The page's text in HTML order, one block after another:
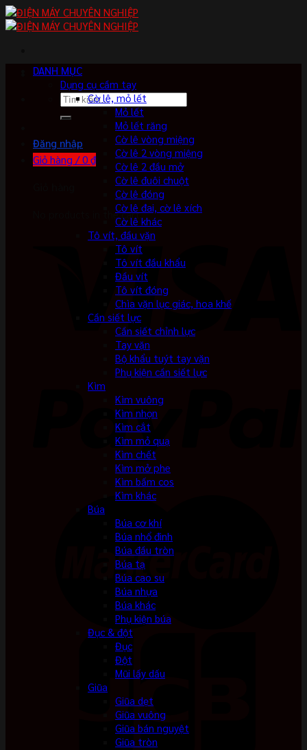
Skip
to
Tìm
kiếm:
Đăng nhập
Giỏ hàng /0 ₫
No products in the cart.
DANH MỤC
Dụng cụ cầm tay
Cờ lê, mỏ lết
Mỏ lết
Mỏ lết răng
Cờ lê vòng miệng
Cờ lê 2 vòng miệng
Cờ lê 2 đầu mở
Cờ lê đuôi chuột
Cờ lê đóng
Cờ lê đai, cờ lê xích
Cờ lê khác
Tô vít, đầu vặn
Tô vít
Tô vít đầu khẩu
Đầu vít
Tô vít đóng
Chìa vặn lục giác, hoa khế
Cần siết lực
Cần siết chỉnh lực
Tay vặn
Bộ khẩu tuýt tay vặn
Phụ kiện cần siết lực
Kìm
Kìm vuông
Kìm nhọn
Kìm cắt
Kìm mỏ quạ
Kìm chết
Kìm mở phe
Kìm bấm cos
Kìm khác
Búa
Búa cơ khí
Búa nhổ đinh
Búa đầu tròn
Búa tạ
Búa cao su
Búa nhựa
Búa khác
Phụ kiện búa
Đục & đột
Đục
Đột
Mũi lấy dấu
Giũa
Giũa dẹt
Giũa vuông
Giũa bán nguyệt
Giũa tròn